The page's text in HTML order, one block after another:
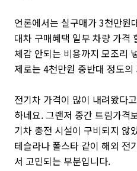
언론에서는 실구매가 3천만원
대차 구매혜택 일부 차량 가격
체감 안되는 비용까지 모조리
제로는 4천만원 중반대 정도
전기차 가격이 많이 내려왔다
하네요. 그랜저 중간 트림가격
기차 충전 시설이 구비되지 않
테슬라나 폴스타 같이 해외 전
서 고민되는 부분입니다.